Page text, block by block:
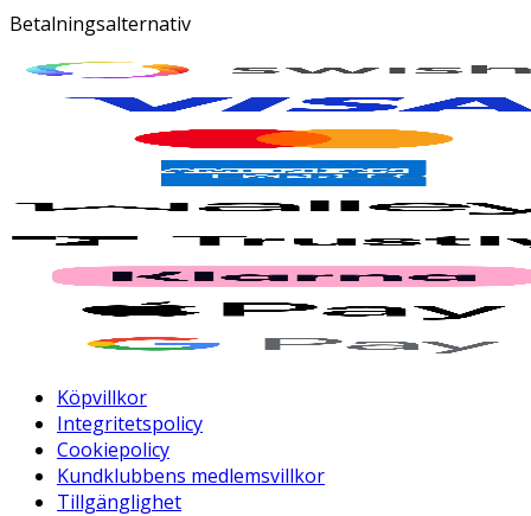
Betalningsalternativ
Köpvillkor
Integritetspolicy
Cookiepolicy
Kundklubbens medlemsvillkor
Tillgänglighet